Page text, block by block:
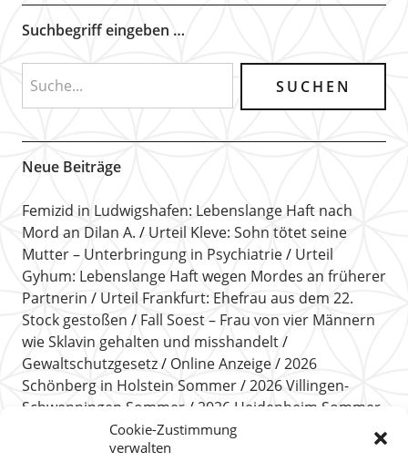
Cookie-Zustimmung
verwalten
Suchbegriff eingeben …
Neue Beiträge
Femizid in Ludwigshafen: Lebenslange Haft nach
Mord an Dilan A.
Urteil Kleve: Sohn tötet seine
Mutter – Unterbringung in Psychiatrie
Urteil
Gyhum: Lebenslange Haft wegen Mordes an früherer
Partnerin
Urteil Frankfurt: Ehefrau aus dem 22.
Stock gestoßen
Fall Soest – Frau von vier Männern
wie Sklavin gehalten und misshandelt
Gewaltschutzgesetz
Online Anzeige
2026
Schönberg in Holstein Sommer
2026 Villingen-
Schwenningen Sommer
2026 Heidenheim Sommer
2026 München-Giesing Sommer
2026 Falkensee Sommer